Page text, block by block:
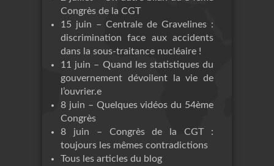
Congrès de la CGT
15 juin – Centrale de Gravelines :
discrimination face aux accidents
dans la sous-traitance nucléaire !
11 juin – Quand les statistiques du
gouvernement dévoilent la vie de
l’ouvrier.e
8 juin – Quelques vidéos du 54ème
Congrès
8 juin – Congrès de la CGT :
toujours les mêmes contradictions
Tous les articles du blog